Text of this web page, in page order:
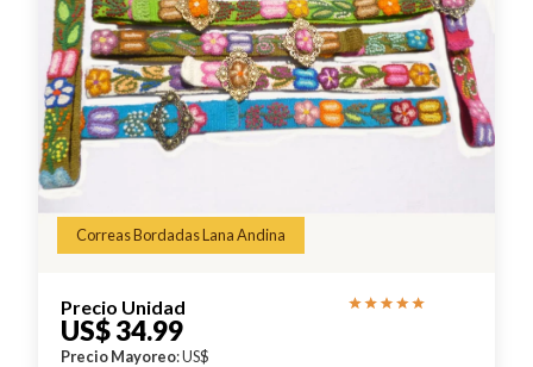
Correas Bordadas Lana Andina
Precio Unidad
US$ 34.99
Precio Mayoreo: US$